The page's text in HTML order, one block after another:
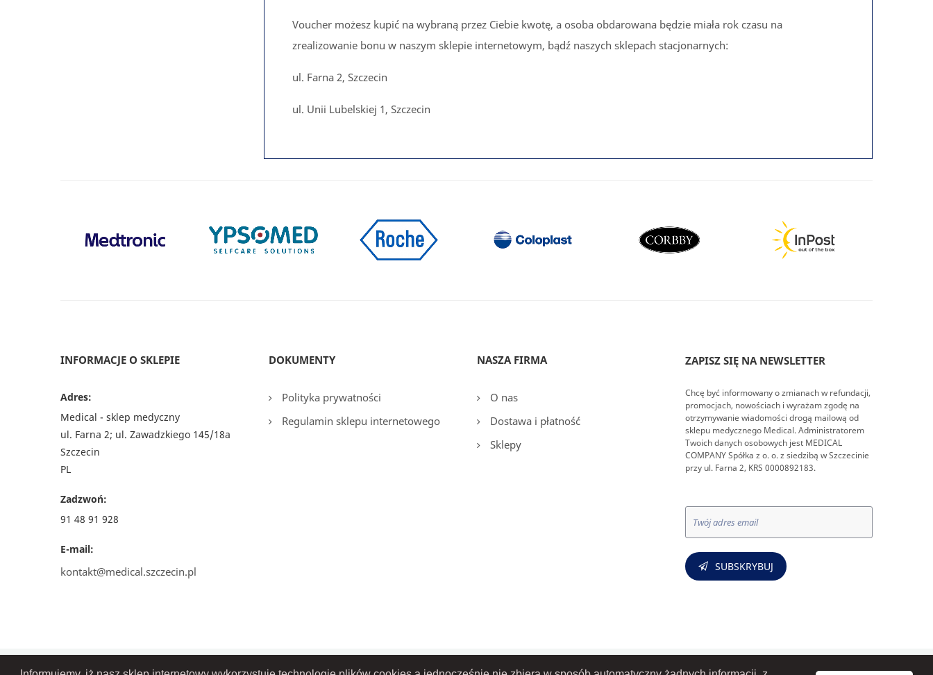
Voucher możesz kupić na wybraną przez Ciebie kwotę, a osoba obdarowana będzie miała rok czasu na
zrealizowanie bonu w naszym sklepie internetowym, bądź naszych sklepach stacjonarnych:
ul. Farna 2, Szczecin
ul. Unii Lubelskiej 1, Szczecin
INFORMACJE O SKLEPIE
Adres:
Medical - sklep medyczny
ul. Farna 2; ul. Zawadzkiego 145/18a
Szczecin
PL
Zadzwoń:
91 48 91 928
E-mail:
kontakt@medical.szczecin.pl
DOKUMENTY
Polityka prywatności
Regulamin sklepu internetowego
NASZA FIRMA
O nas
Dostawa i płatność
Sklepy
ZAPISZ SIĘ NA NEWSLETTER
Chcę być informowany o zmianach w refundacji,
promocjach, nowościach i wyrażam zgodę na
otrzymywanie wiadomości drogą mailową od
sklepu medycznego Medical. Administratorem
Twoich danych osobowych jest MEDICAL
COMPANY Spółka z o. o. z siedzibą w Szczecinie
przy ul. Farna 2, KRS 0000892183.
SUBSKRYBUJ